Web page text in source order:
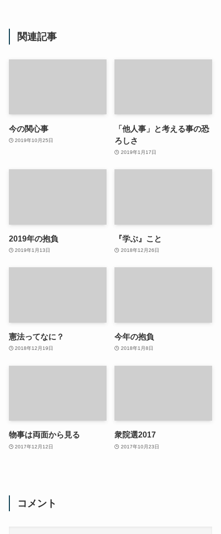
関連記事
今の関心事
2019年10月25日
「他人事」と考える事の恐
ろしさ
2019年1月17日
2019年の抱負
2019年1月13日
『学ぶ』こと
2018年12月26日
憲法ってなに？
2018年12月19日
今年の抱負
2018年1月8日
物事は両面から見る
2017年12月12日
衆院選2017
2017年10月23日
コメント